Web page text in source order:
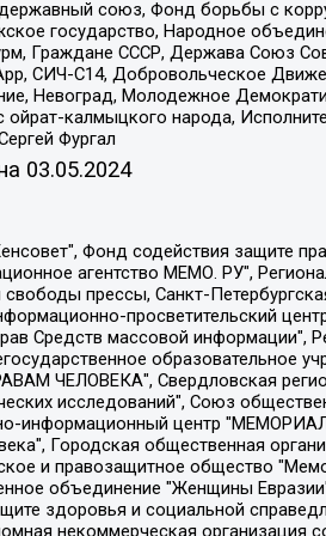
союз, Фонд борьбы с
государство, Народное
Граждане СССР, Держава Союз
СИЧ-С14, Добровольческое
Невоград, Молодежное
калмыцкого народа,
Фургал
03.05.2024
ответственностью "Вега 2021", Общество с ограниченной ответственностью "Главный редактор 2021", Общество с ограниченной ответственностью "Ромашки монолит", Важенков Артем Валерьевич, Ивановская областная общественная организация "Центр гендерных исследований", Гурман Юрий Альбертович, Медиапроект "ОВД-Инфо", Егоров Владимир Владимирович, Жилинский Владимир Александрович, Общество с ограниченной ответственностью "ЗП", Иванова София Юрьевна, Карезина Инна Павловна, Кильтау Екатерина Викторовна, Петров Алексей Викторович, Пискунов Сергей Евгеньевич, Смирнов Сергей Сергеевич, Тихонов Михаил Сергеевич, Общество с ограниченной ответственностью "ЖУРНАЛИСТ-ИНОСТРАННЫЙ АГЕНТ", Арапова Галина Юрьевна, Вольтская Татьяна Анатольевна, Американская компания "Mason G.E.S. Anonymous Foundation" (США), являющаяся владельцем интернет-издания https://mnews.world/, Компания "Stichting Bellingcat", зарегистрированная в Нидерландах (дата регистрации 11.07.2018), Захаров Андрей Вячеславович, Клепиковская Екатерина Дмитриевна, Общество с ограниченной ответственностью "МЕМО", Перл Роман Александрович, Симонов Евгений Алексеевич, Соловьева Елена Анатольевна, Сотников Даниил Владимирович, Сурначева Елизавета Дмитриевна, Автономная некоммерческая организация по защите прав человека и информированию населения "Якутия – Наше Мнение", Общество с ограниченной ответственностью "Москоу диджитал медиа", с 26.01.2023 Общество с ограниченной ответственностью "Чайка Белые сады", Ветошкина Валерия Валерьевна, Заговора Максим Александрович, Межрегиональное общественное движение "Российская ЛГБТ - сеть", Оленичев Максим Владимирович, Павлов Иван Юрьевич, Скворцова Елена Сергеевна, Общество с ограниченной ответственностью "Как бы инагент", Кочетков Игорь Викторович, Общество с ограниченной ответственностью "Честные выборы", Еланчик Олег Александрович, Общество с ограниченной ответственностью "Нобелевский призыв", Гималова Регина Эмилевна, Григорьев Андрей Валерьевич, Григорьева Алина Александровна, Ассоциация по содействию защите прав призывников, альтернативнослужащих и военнослужащих "Правозащитная группа